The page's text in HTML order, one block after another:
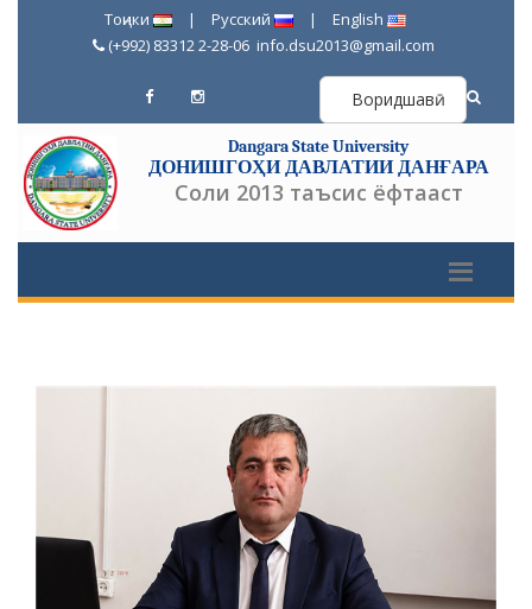
Тоҷики | Русский |
English
(+992) 83312 2-28-06 info.dsu2013@gmail.com
Воридшавӣ
Dangara State University
ДОНИШГОҲИ ДАВЛАТИИ ДАНҒАРА
Соли 2013 таъсис ёфтааст